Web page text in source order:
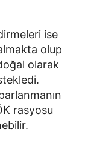
ise
olup
olarak
rasyosu